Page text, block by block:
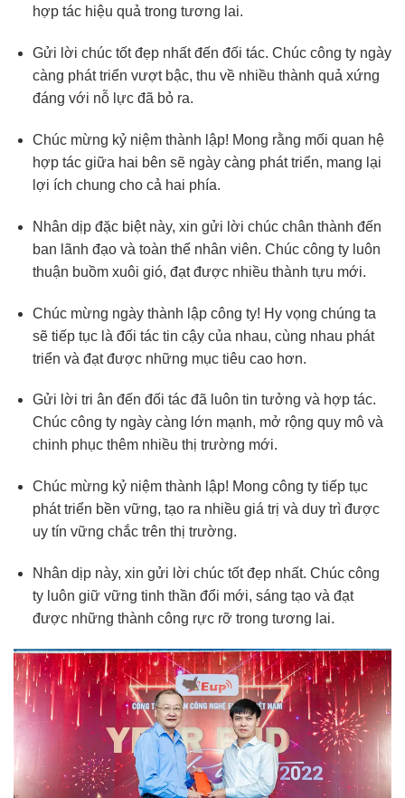
hợp tác hiệu quả trong tương lai.
Gửi lời chúc tốt đẹp nhất đến đối tác. Chúc công ty ngày
càng phát triển vượt bậc, thu về nhiều thành quả xứng
đáng với nỗ lực đã bỏ ra.
Chúc mừng kỷ niệm thành lập! Mong rằng mối quan hệ
hợp tác giữa hai bên sẽ ngày càng phát triển, mang lại
lợi ích chung cho cả hai phía.
Nhân dịp đặc biệt này, xin gửi lời chúc chân thành đến
ban lãnh đạo và toàn thể nhân viên. Chúc công ty luôn
thuận buồm xuôi gió, đạt được nhiều thành tựu mới.
Chúc mừng ngày thành lập công ty! Hy vọng chúng ta
sẽ tiếp tục là đối tác tin cậy của nhau, cùng nhau phát
triển và đạt được những mục tiêu cao hơn.
Gửi lời tri ân đến đối tác đã luôn tin tưởng và hợp tác.
Chúc công ty ngày càng lớn mạnh, mở rộng quy mô và
chinh phục thêm nhiều thị trường mới.
Chúc mừng kỷ niệm thành lập! Mong công ty tiếp tục
phát triển bền vững, tạo ra nhiều giá trị và duy trì được
uy tín vững chắc trên thị trường.
Nhân dịp này, xin gửi lời chúc tốt đẹp nhất. Chúc công
ty luôn giữ vững tinh thần đổi mới, sáng tạo và đạt
được những thành công rực rỡ trong tương lai.